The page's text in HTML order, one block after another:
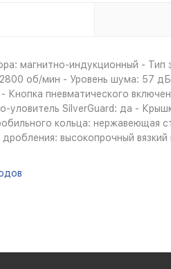
магнитно-индукционный -
об/мин - Уровень шума: 57
Кнопка пневматического
уловитель SilverGuard: да -
кольца: нержавеющая
высокопрочный